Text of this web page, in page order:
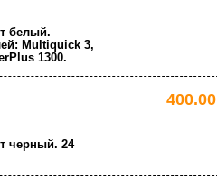
белый.
Multiquick 3,
1300.
черный. 24
400.00